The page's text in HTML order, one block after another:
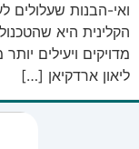
ואי-הבנות
הקלינית היא
מדויקים ויעילים
ליאון ארדקיאן […]